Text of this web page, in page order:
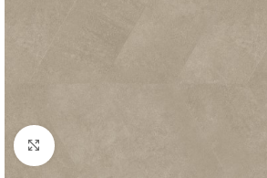
Click to enlarge